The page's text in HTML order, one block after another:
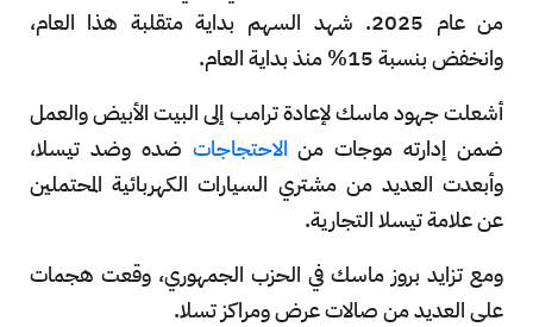
من عام 2025. شهد السهم بداية متقلبة هذا العام،
وانخفض بنسبة 15% منذ بداية العام.
أشعلت جهود ماسك لإعادة ترامب إلى البيت الأبيض والعمل
ضمن إدارته موجات من الاحتجاجات ضده وضد تيسلا،
وأبعدت العديد من مشتري السيارات الكهربائية المحتملين
عن علامة تيسلا التجارية.
ومع تزايد بروز ماسك في الحزب الجمهوري، وقعت هجمات
على العديد من صالات عرض ومراكز تسلا.